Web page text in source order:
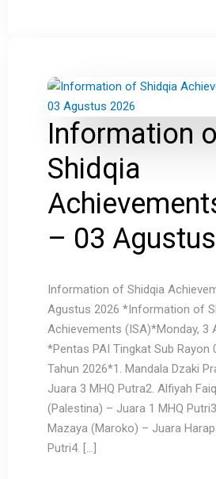
Information
Shidqia
– 03
Information of Shidqia
Agustus 2026 *Information of
Achievements (ISA)*Monday, 3
*Pentas PAI Tingkat Sub Rayon
Tahun 2026*1. Mandala Dzaki
Juara 3 MHQ Putra2. Alfiyah
(Palestina) – Juara 1 MHQ
Mazaya (Maroko) – Juara
Putri4. […]